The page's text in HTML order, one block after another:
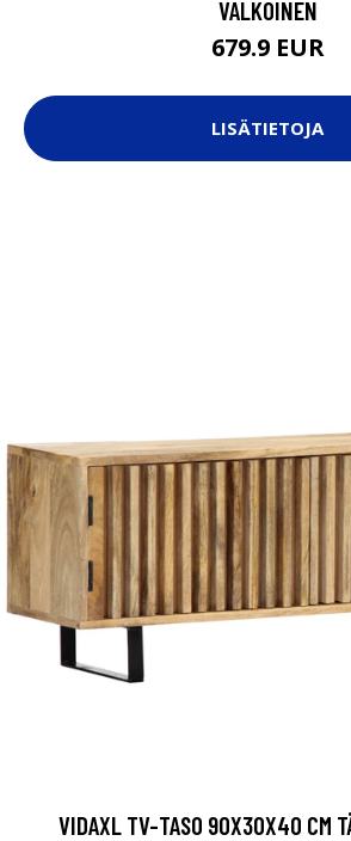
VALKOINEN
679.9 EUR
LISÄTIETOJA
VIDAXL TV-TASO 90X30X40 CM